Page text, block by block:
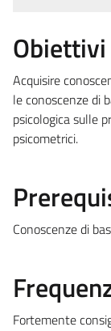
Acquisire
le conoscenze di
psicologica sulle
psicometrici.
Conoscenze di
Fortemente